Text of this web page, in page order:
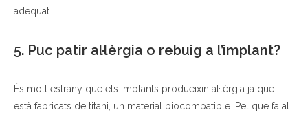
adequat.
5. Puc patir al·lèrgia o rebuig a l’implant?
És molt estrany que els implants produeixin al·lèrgia ja que
està fabricats de titani, un material biocompatible. Pel que fa al